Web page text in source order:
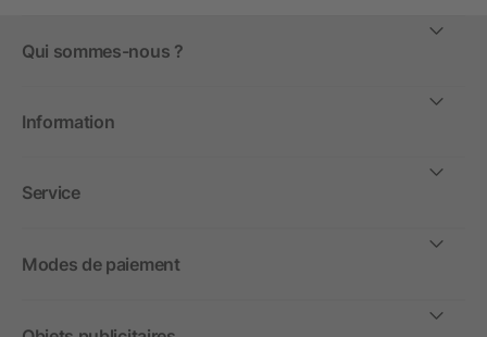
Qui sommes-nous ?
Information
Service
Modes de paiement